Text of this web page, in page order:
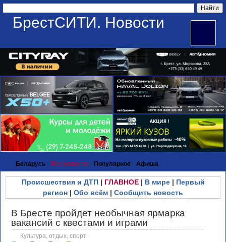
БрестСИТИ. Новости
Беларусь Все новости Популярное Афиша
Происшествия и ДТП| ГЛАВНОЕ| В мире| Первый
регион | Обо всём | Сообщить новость
В Бресте пройдет необычная ярмарка
вакансий с квестами и играми
Культура, отдых, спорт